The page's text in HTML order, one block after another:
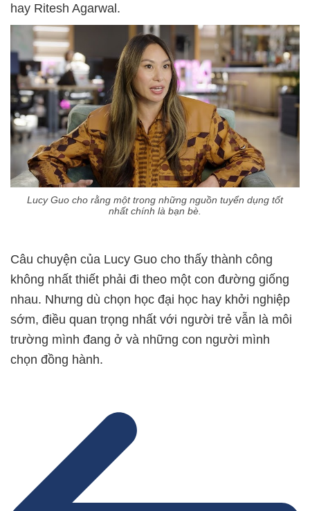
hay Ritesh Agarwal.
Lucy Guo cho rằng một trong những nguồn tuyển dụng tốt
nhất chính là bạn bè.
Câu chuyện của Lucy Guo cho thấy thành công
không nhất thiết phải đi theo một con đường giống
nhau. Nhưng dù chọn học đại học hay khởi nghiệp
sớm, điều quan trọng nhất với người trẻ vẫn là môi
trường mình đang ở và những con người mình
chọn đồng hành.